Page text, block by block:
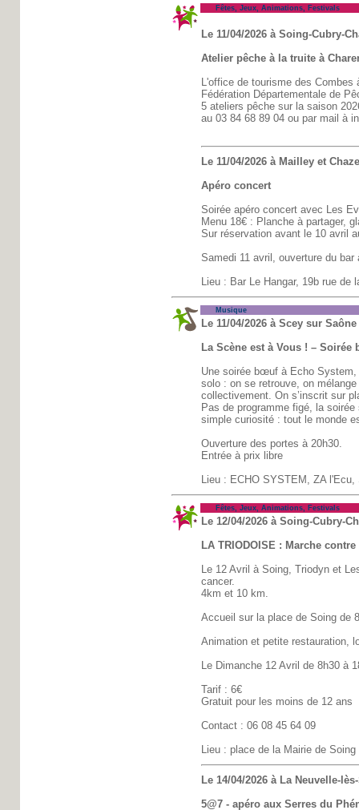
Fêtes, Jeux, Animations, Festivals
Le 11/04/2026 à Soing-Cubry-
Atelier pêche à la truite à
L'office de tourisme des
Fédération Départementale de
5 ateliers pêche sur la saison
au 03 84 68 89 04 ou par mail à
Le 11/04/2026 à Mailley et
Apéro concert
Soirée apéro concert avec Les
Menu 18€ : Planche à partager,
Sur réservation avant le 10 avril
Samedi 11 avril, ouverture du
Lieu : Bar Le Hangar, 19b rue de
Musique
Le 11/04/2026 à Scey sur
La Scène est à Vous ! – Soirée
Une soirée bœuf à Echo
solo : on se retrouve, on
collectivement. On s’inscrit sur
Pas de programme figé, la
simple curiosité : tout le monde
Ouverture des portes à 20h30.
Entrée à prix libre
Lieu : ECHO SYSTEM, ZA
Fêtes, Jeux, Animations, Festivals
Le 12/04/2026 à Soing-Cubry-
LA TRIODOISE : Marche
Le 12 Avril à Soing, Triodyn et
cancer.
4km et 10 km.
Accueil sur la place de Soing de
Animation et petite restauration,
Le Dimanche 12 Avril de 8h30 à
Tarif : 6€
Gratuit pour les moins de 12 ans
Contact : 06 08 45 64 09
Lieu : place de la Mairie de Soing
Le 14/04/2026 à La Neuvelle-
5@7 - apéro aux Serres du